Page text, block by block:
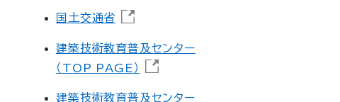
国土交通省
建築技術教育普及センター
（TOP PAGE）
建築技術教育普及センター